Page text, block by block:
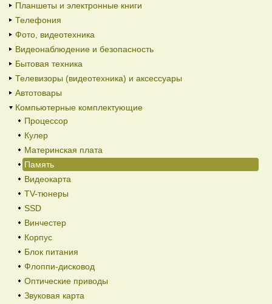
Планшеты и электронные книги
Телефония
Фото, видеотехника
Видеонаблюдение и безопасность
Бытовая техника
Телевизоры (видеотехника) и аксессуары
Автотовары
Компьютерные комплектующие
Процессор
Кулер
Материнская плата
Память
Видеокарта
TV-тюнеры
SSD
Винчестер
Корпус
Блок питания
Флоппи-дисковод
Оптические приводы
Звуковая карта